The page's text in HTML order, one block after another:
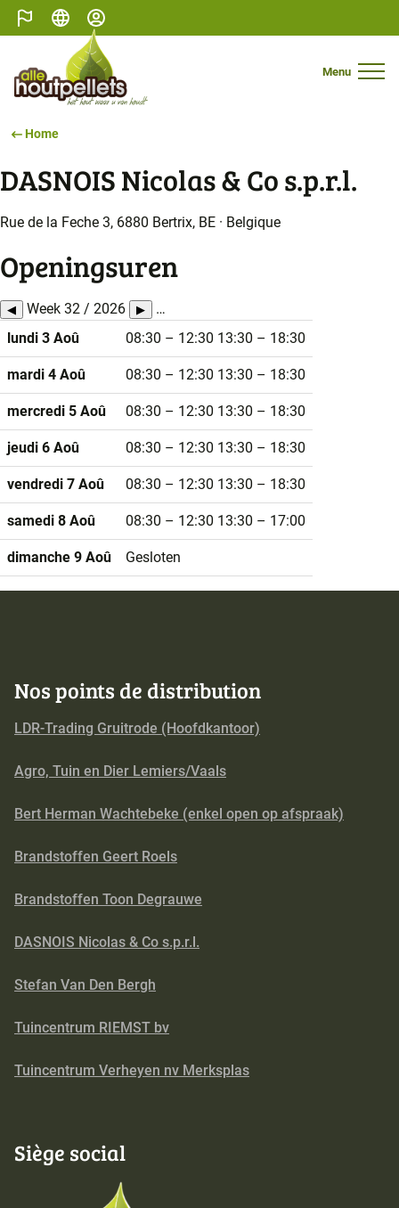
BelgiqueFrançaisMijn profiel
Menu Mobile
Home
DASNOIS Nicolas & Co s.p.r.l.
Rue de la Feche 3, 6880 Bertrix, BE · Belgique
Openingsuren
◀ Week 32 / 2026 ▶
…
lundi 3 Aoû
08:30 – 12:30 13:30 – 18:30
mardi 4 Aoû 08:30 – 12:30 13:30 – 18:30
mercredi 5 Aoû 08:30 – 12:30 13:30 – 18:30
jeudi 6 Aoû 08:30 – 12:30 13:30 – 18:30
vendredi 7 Aoû 08:30 – 12:30 13:30 – 18:30
samedi 8 Aoû 08:30 – 12:30 13:30 – 17:00
dimanche 9 Aoû Gesloten
Nos points de distribution
LDR-Trading Gruitrode (Hoofdkantoor)
Agro, Tuin en Dier Lemiers/Vaals
Bert Herman Wachtebeke (enkel open op afspraak)
Brandstoffen Geert Roels
Brandstoffen Toon Degrauwe
DASNOIS Nicolas & Co s.p.r.l.
Stefan Van Den Bergh
Tuincentrum RIEMST bv
Tuincentrum Verheyen nv Merksplas
Siège social